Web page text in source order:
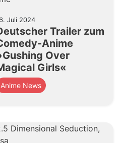
Juli 2024
Trailer zum
Anime
Over
Girls«
Anime News